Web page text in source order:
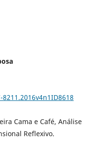
Cama e Café, Análise
Reflexivo.